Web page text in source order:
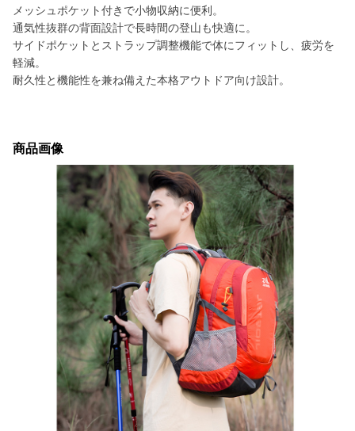
メッシュポケット付きで小物収納に便利。
通気性抜群の背面設計で長時間の登山も快適に。
サイドポケットとストラップ調整機能で体にフィットし、疲労を
軽減。
耐久性と機能性を兼ね備えた本格アウトドア向け設計。
商品画像